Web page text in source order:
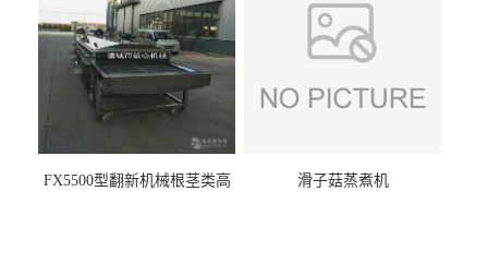
FX5500型翻新机械根茎类高
滑子菇蒸煮机